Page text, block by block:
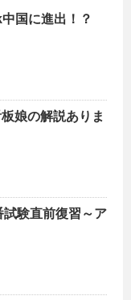
国に進出！？
娘の解説ありま
験直前復習～ア